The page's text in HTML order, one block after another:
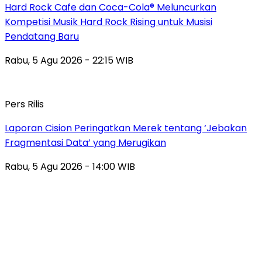
Hard Rock Cafe dan Coca-Cola® Meluncurkan
Kompetisi Musik Hard Rock Rising untuk Musisi
Pendatang Baru
Rabu, 5 Agu 2026 - 22:15 WIB
Pers Rilis
Laporan Cision Peringatkan Merek tentang ‘Jebakan
Fragmentasi Data’ yang Merugikan
Rabu, 5 Agu 2026 - 14:00 WIB